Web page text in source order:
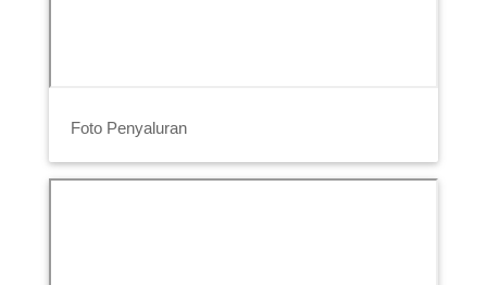
Foto Penyaluran